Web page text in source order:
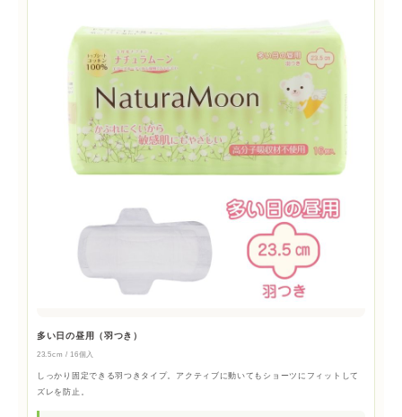
多い日の昼用（羽つき）
23.5cm / 16個入
しっかり固定できる羽つきタイプ。アクティブに動いてもショーツにフィットして
ズレを防止。